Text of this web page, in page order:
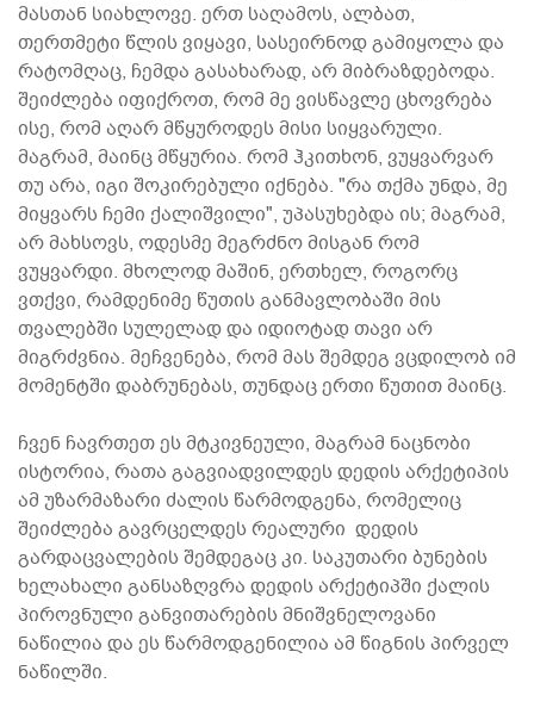
მასთან სიახლოვე. ერთ საღამოს, ალბათ,
თერთმეტი წლის ვიყავი, სასეირნოდ გამიყოლა და
რატომღაც, ჩემდა გასახარად, არ მიბრაზდებოდა.
შეიძლება იფიქროთ, რომ მე ვისწავლე ცხოვრება
ისე, რომ აღარ მწყუროდეს მისი სიყვარული.
მაგრამ, მაინც მწყურია. რომ ჰკითხონ, ვუყვარვარ
თუ არა, იგი შოკირებული იქნება. "რა თქმა უნდა, მე
მიყვარს ჩემი ქალიშვილი", უპასუხებდა ის; მაგრამ,
არ მახსოვს, ოდესმე მეგრძნო მისგან რომ
ვუყვარდი. მხოლოდ მაშინ, ერთხელ, როგორც
ვთქვი, რამდენიმე წუთის განმავლობაში მის
თვალებში სულელად და იდიოტად თავი არ
მიგრძვნია. მეჩვენება, რომ მას შემდეგ ვცდილობ იმ
მომენტში დაბრუნებას, თუნდაც ერთი წუთით მაინც.
ჩვენ ჩავრთეთ ეს მტკივნეული, მაგრამ ნაცნობი
ისტორია, რათა გაგვიადვილდეს დედის არქეტიპის
ამ უზარმაზარი ძალის წარმოდგენა, რომელიც
შეიძლება გავრცელდეს რეალური დედის
გარდაცვალების შემდეგაც კი. საკუთარი ბუნების
ხელახალი განსაზღვრა დედის არქეტიპში ქალის
პიროვნული განვითარების მნიშვნელოვანი
ნაწილია და ეს წარმოდგენილია ამ წიგნის პირველ
ნაწილში.